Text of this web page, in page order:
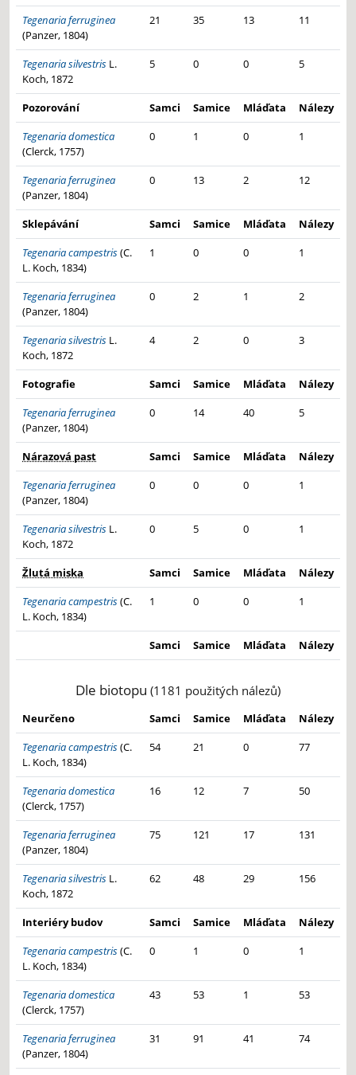
Tegenaria ferruginea
(Panzer, 1804)
21 35 13 11
Tegenaria silvestris L.
Koch, 1872
5 0 0 5
Pozorování Samci Samice Mláďata
Nálezy
Tegenaria domestica
(Clerck, 1757)
0 1 0 1
Tegenaria ferruginea
(Panzer, 1804)
0 13 2 12
Sklepávání Samci Samice Mláďata
Nálezy
Tegenaria campestris(C.
L. Koch, 1834)
1 0 0 1
Tegenaria ferruginea
(Panzer, 1804)
0 2 1 2
Tegenaria silvestris L.
Koch, 1872
4 2 0 3
Fotografie Samci Samice Mláďata
Nálezy
Tegenaria ferruginea
(Panzer, 1804)
0 14 40 5
Nárazová past Samci Samice Mláďata
Nálezy
Tegenaria ferruginea
(Panzer, 1804)
0 0 0 1
Tegenaria silvestris L.
Koch, 1872
0 5 0 1
Žlutá miska Samci Samice Mláďata
Nálezy
Tegenaria campestris(C.
L. Koch, 1834)
1 0 0 1
Samci Samice Mláďata Nálezy
Dle biotopu (1181 použitých nálezů)
Neurčeno Samci Samice Mláďata
Nálezy
Tegenaria campestris(C.
L. Koch, 1834)
54 21 0 77
Tegenaria domestica
(Clerck, 1757)
16 12 7 50
Tegenaria ferruginea
(Panzer, 1804)
75 121 17 131
Tegenaria silvestris L.
Koch, 1872
62 48 29 156
Interiéry budov Samci Samice Mláďata
Nálezy
Tegenaria campestris(C.
L. Koch, 1834)
0 1 0 1
Tegenaria domestica
(Clerck, 1757)
43 53 1 53
Tegenaria ferruginea
(Panzer, 1804)
31 91 41 74